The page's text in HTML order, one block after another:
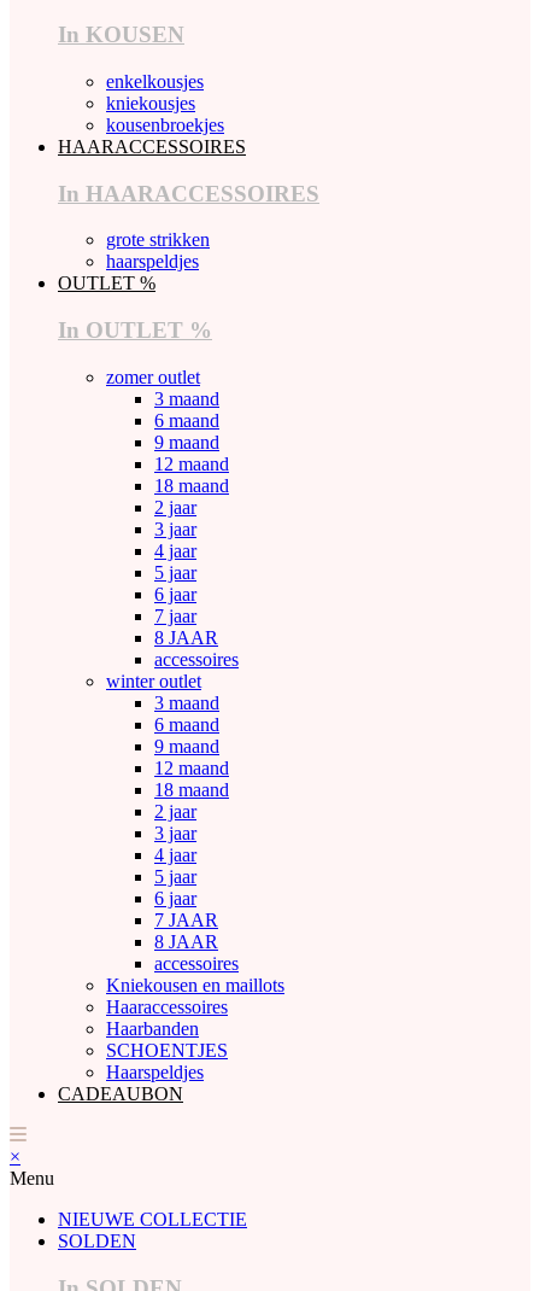
In KOUSEN
enkelkousjes
kniekousjes
kousenbroekjes
HAARACCESSOIRES
In HAARACCESSOIRES
grote strikken
haarspeldjes
OUTLET %
In OUTLET %
zomer outlet
3 maand
6 maand
9 maand
12 maand
18 maand
2 jaar
3 jaar
4 jaar
5 jaar
6 jaar
7 jaar
8 JAAR
accessoires
winter outlet
3 maand
6 maand
9 maand
12 maand
18 maand
2 jaar
3 jaar
4 jaar
5 jaar
6 jaar
7 JAAR
8 JAAR
accessoires
Kniekousen en maillots
Haaraccessoires
Haarbanden
SCHOENTJES
Haarspeldjes
CADEAUBON
×
Menu
NIEUWE COLLECTIE
SOLDEN